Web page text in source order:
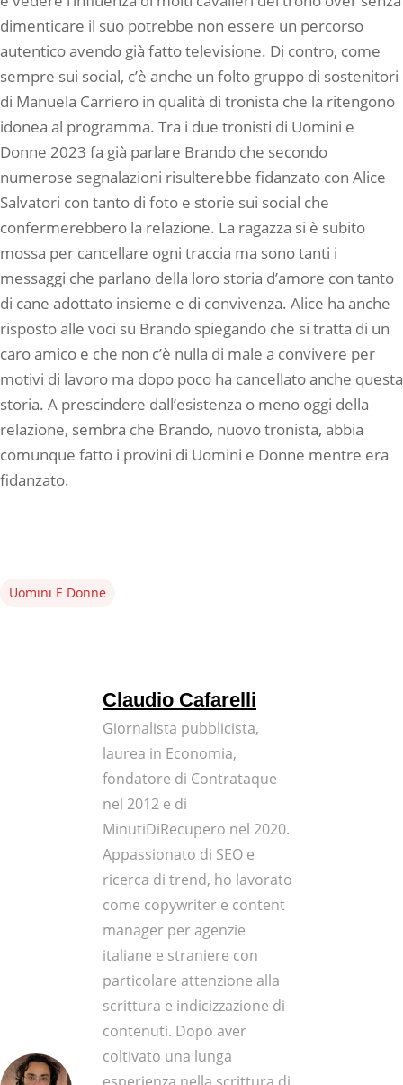
dimenticare il suo potrebbe non essere un percorso
autentico avendo già fatto televisione. Di contro, come
sempre sui social, c’è anche un folto gruppo di sostenitori
di Manuela Carriero in qualità di tronista che la ritengono
idonea al programma. Tra i due tronisti di Uomini e
Donne 2023 fa già parlare Brando che secondo
numerose segnalazioni risulterebbe fidanzato con Alice
Salvatori con tanto di foto e storie sui social che
confermerebbero la relazione. La ragazza si è subito
mossa per cancellare ogni traccia ma sono tanti i
messaggi che parlano della loro storia d’amore con tanto
di cane adottato insieme e di convivenza. Alice ha anche
risposto alle voci su Brando spiegando che si tratta di un
caro amico e che non c’è nulla di male a convivere per
motivi di lavoro ma dopo poco ha cancellato anche questa
storia. A prescindere dall’esistenza o meno oggi della
relazione, sembra che Brando, nuovo tronista, abbia
comunque fatto i provini di Uomini e Donne mentre era
fidanzato.
Uomini E Donne
Claudio Cafarelli
Giornalista pubblicista,
laurea in Economia,
fondatore di Contrataque
nel 2012 e di
MinutiDiRecupero nel 2020.
Appassionato di SEO e
ricerca di trend, ho lavorato
come copywriter e content
manager per agenzie
italiane e straniere con
particolare attenzione alla
scrittura e indicizzazione di
contenuti. Dopo aver
coltivato una lunga